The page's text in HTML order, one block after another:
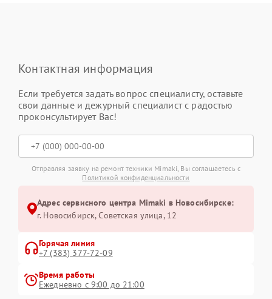
Контактная информация
Если требуется задать вопрос специалисту, оставьте
свои данные и дежурный специалист с радостью
проконсультирует Вас!
Отправляя заявку на ремонт техники Mimaki, Вы соглашаетесь с
Политикой конфиденциальности
Адрес сервисного центра Mimaki в Новосибирске:
г. Новосибирск, Советская улица, 12
Горячая линия
+7 (383) 377-72-09
Время работы
Ежедневно с 9:00 до 21:00